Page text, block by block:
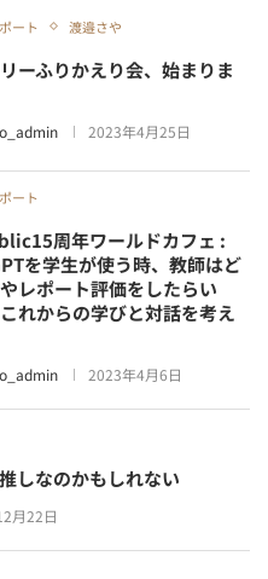
ート 渡邉さや
ーふりかえり会、始まりま
2023年4月25日
ート
周年ワールドカフェ :
を学生が使う時、教師はど
レポート評価をしたらい
れからの学びと対話を考え
2023年4月6日
しなのかもしれない
月22日